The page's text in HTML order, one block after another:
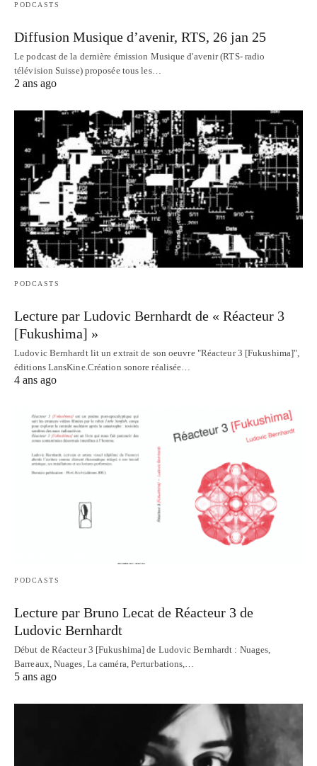
PODCASTS
Diffusion Musique d’avenir, RTS, 26 jan 25
Le podcast de la dernière émission Musique d'avenir (RTS- radio
télévision Suisse) proposée tous les…
2 ans ago
PODCASTS
Lecture par Ludovic Bernhardt de « Réacteur 3
[Fukushima] »
Ludovic Bernhardt lit un extrait de son oeuvre "Réacteur 3 [Fukushima]",
éditions LansKine.Création sonore réalisée…
4 ans ago
PODCASTS
Lecture par Bruno Lecat de Réacteur 3 de
Ludovic Bernhardt
Début de Réacteur 3 [Fukushima] de Ludovic Bernhardt : Nuages,
Barreaux, Nuages, La caméra, Perturbations,…
5 ans ago